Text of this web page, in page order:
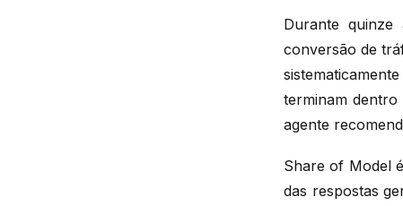
Durante quinze
conversão de
terminam dentro
agente
Share of Model
das respostas